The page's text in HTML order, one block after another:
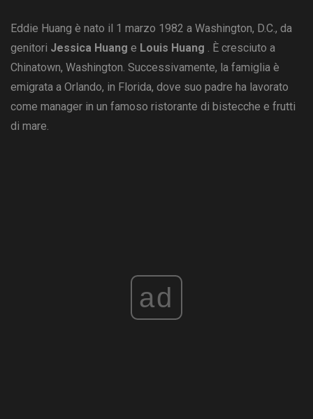
Eddie Huang è nato il 1 marzo 1982 a Washington, D.C., da
genitori Jessica Huang e Louis Huang . È cresciuto a
Chinatown, Washington. Successivamente, la famiglia è
emigrata a Orlando, in Florida, dove suo padre ha lavorato
come manager in un famoso ristorante di bistecche e frutti
di mare.
ad